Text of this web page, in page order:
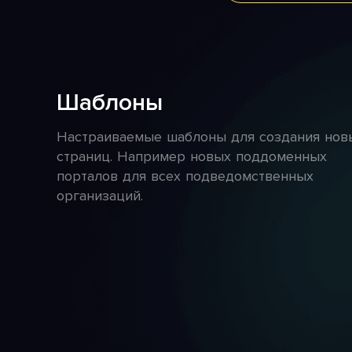
Шаблоны
Настраиваемые шаблоны для создания
страниц. Например новых поддоменных
порталов для всех подведомственных
организаций.